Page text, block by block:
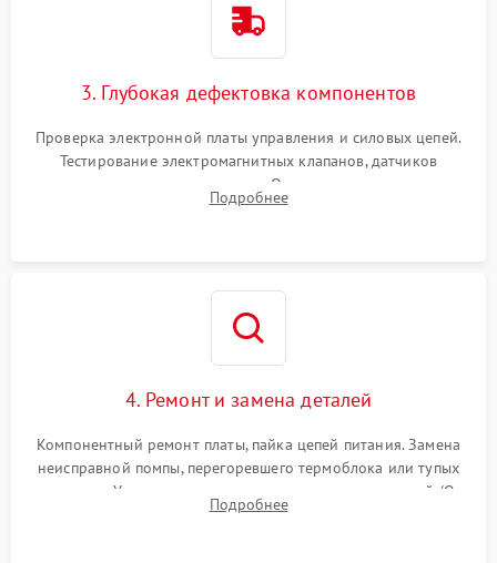
3. Глубокая дефектовка компонентов
Проверка электронной платы управления и силовых цепей.
Тестирование электромагнитных клапанов, датчиков
температуры и расходомера. Оценка степени износа
жерновов кофемолки, уплотнительных колец гидросистемы
Подробнее
4. Ремонт и замена деталей
Компонентный ремонт платы, пайка цепей питания. Замена
неисправной помпы, перегоревшего термоблока или тупых
жерновов. Установка новых силиконовых уплотнителей (O-
ring) и тефлоновых трубок для надежного устранения
Подробнее